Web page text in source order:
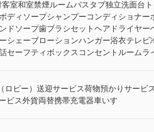
客室和室禁煙ルームバスタブ独立洗面台
ボディソープシャンプーコンディショナー
ドソープ歯ブラシセット ヘアドライヤー
シェーブローションハンガー浴衣テレビ
セーフティボックス コンセント ルームラ
ロビー） 送迎サービス荷物預かりサービ
ビス外貨両替携帯充電器車いす